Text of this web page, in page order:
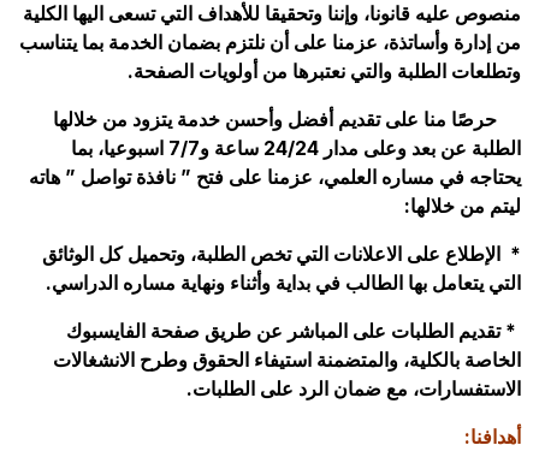
منصوص عليه قانونا، وإننا وتحقيقا للأهداف التي تسعى اليها الكلية
من إدارة وأساتذة، عزمنا على أن نلتزم بضمان الخدمة بما يتناسب
وتطلعات الطلبة والتي نعتبرها من أولويات الصفحة.
حرصًا منا على تقديم أفضل وأحسن خدمة يتزود من خلالها
الطلبة عن بعد وعلى مدار 24/24 ساعة و7/7 اسبوعيا، بما
يحتاجه في مساره العلمي، عزمنا على فتح ” نافذة تواصل ” هاته
ليتم من خلالها:
* الإطلاع على الاعلانات التي تخص الطلبة، وتحميل كل الوثائق
التي يتعامل بها الطالب في بداية وأثناء ونهاية مساره الدراسي.
* تقديم الطلبات على المباشر عن طريق صفحة الفايسبوك
الخاصة بالكلية، والمتضمنة استيفاء الحقوق وطرح الانشغالات
الاستفسارات، مع ضمان الرد على الطلبات.
أهدافنا: